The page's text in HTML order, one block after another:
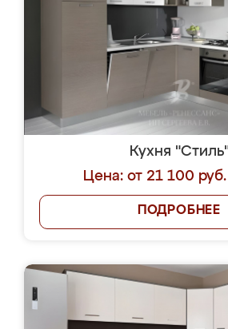
Кухня
Цена: от 21 100
ПОДРОБНЕЕ